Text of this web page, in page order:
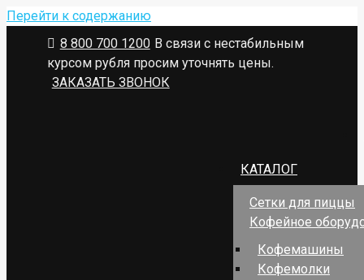
Перейти к содержанию
8 800 700 1200 В связи с нестабильным
курсом рубля просим уточнять цены.
ЗАКАЗАТЬ ЗВОНОК
КАТАЛОГ
Сетки для пиццы
Кофейное
Кофемашины
Кофемолки